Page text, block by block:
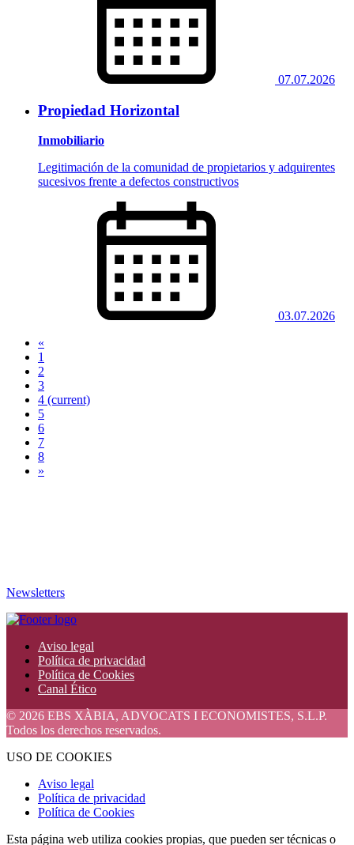
07.07.2026
Propiedad Horizontal
Inmobiliario
Legitimación de la comunidad de propietarios y adquirentes
sucesivos frente a defectos constructivos
03.07.2026
«
1
2
3
4 (current)
5
6
7
8
»
Newsletters
Aviso legal
Política de privacidad
Política de Cookies
Canal Ético
© 2026 EBS XÀBIA, ADVOCATS I ECONOMISTES, S.L.P.
Todos los derechos reservados.
USO DE COOKIES
Aviso legal
Política de privacidad
Política de Cookies
Esta página web utiliza cookies propias, que pueden ser técnicas o